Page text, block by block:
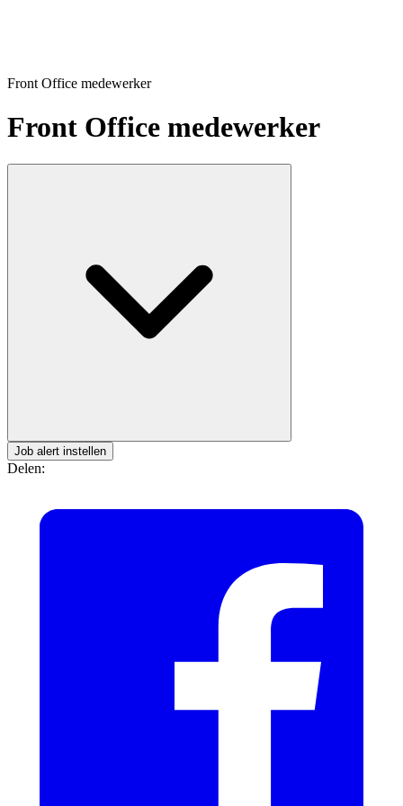
Front Office medewerker
Front Office medewerker
Job alert instellen
Delen: